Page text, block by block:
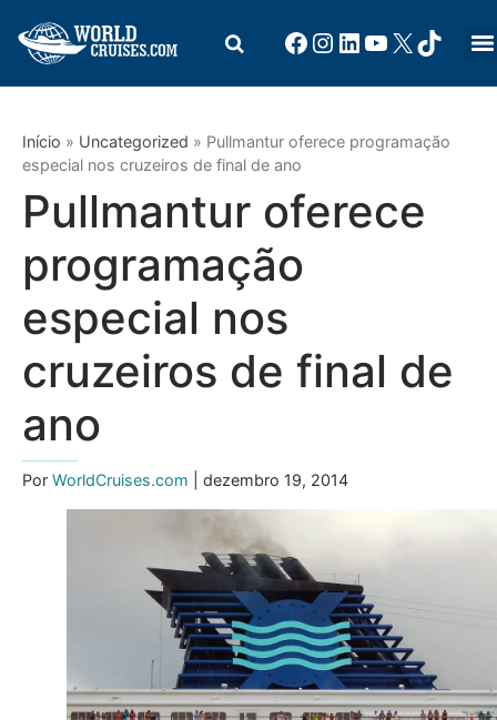
Início » Uncategorized » Pullmantur oferece programação
especial nos cruzeiros de final de ano
Pullmantur oferece
programação
especial nos
cruzeiros de final de
ano
Por WorldCruises.com | dezembro 19, 2014